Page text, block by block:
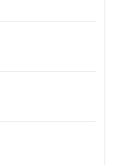
定したROM運動と筋力増強運動
動の実施
強運動の実施
（CCS）に関して
問診
師からの情報収集）
と良いこと
たROM検査とMMT